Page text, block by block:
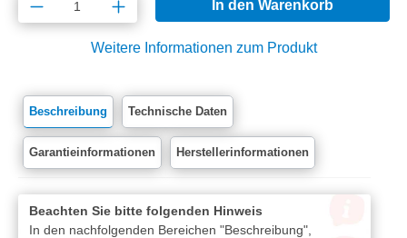
In den Warenkorb
Weitere Informationen zum Produkt
Beschreibung Technische Daten
Garantieinformationen Herstellerinformationen
Beachten Sie bitte folgenden Hinweis
In den nachfolgenden Bereichen "Beschreibung",